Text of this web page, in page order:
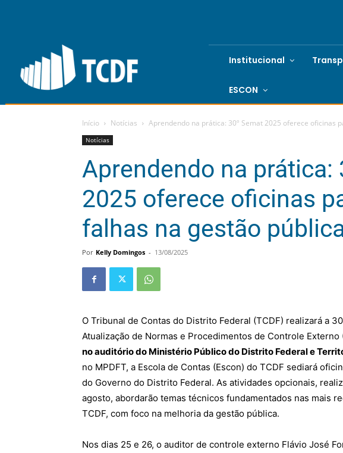
Institucional
ESCON
Início Notícias Aprendendo na prática: 30º Semat 2025 oferece oficinas
Notícias
Aprendendo na prática:
2025 oferece oficinas
falhas na gestão
Por Kelly Domingos - 13/08/2025
O Tribunal de Contas do Distrito Federal (TCDF) realizará a
Atualização de Normas e Procedimentos de Controle Externo
no auditório do Ministério Público do Distrito Federal e
no MPDFT, a Escola de Contas (Escon) do TCDF sediará
do Governo do Distrito Federal. As atividades opcionais,
agosto, abordarão temas técnicos fundamentados nas mais
TCDF, com foco na melhoria da gestão pública.
Nos dias 25 e 26, o auditor de controle externo Flávio José